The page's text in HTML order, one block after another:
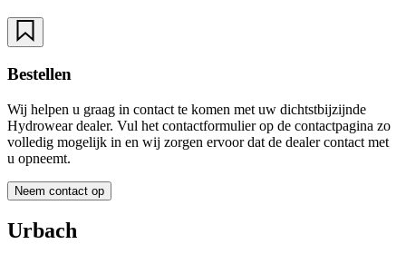
Bestellen
Wij helpen u graag in contact te komen met uw dichtstbijzijnde
Hydrowear dealer. Vul het contactformulier op de contactpagina zo
volledig mogelijk in en wij zorgen ervoor dat de dealer contact met
u opneemt.
Neem contact op
Urbach